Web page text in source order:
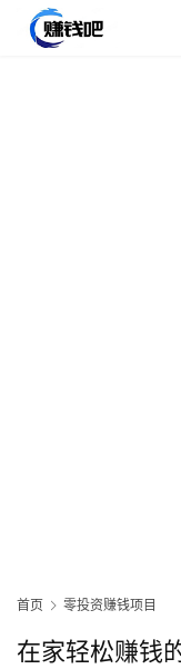
首页 零投资赚钱项目
在家轻松赚钱